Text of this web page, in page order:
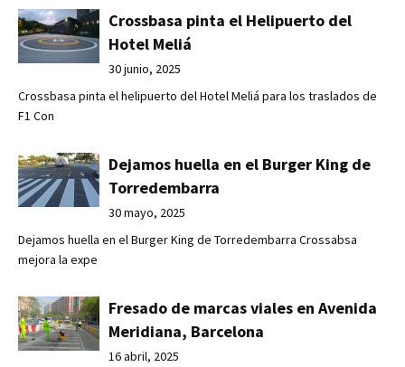
Crossbasa pinta el Helipuerto del
Hotel Meliá
30 junio, 2025
Crossbasa pinta el helipuerto del Hotel Meliá para los traslados de
F1 Con
Dejamos huella en el Burger King de
Torredembarra
30 mayo, 2025
Dejamos huella en el Burger King de Torredembarra Crossabsa
mejora la expe
Fresado de marcas viales en Avenida
Meridiana, Barcelona
16 abril, 2025